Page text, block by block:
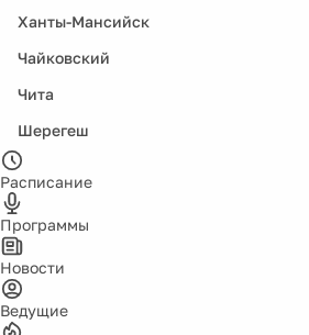
Ханты-Мансийск
Чайковский
Чита
Шерегеш
Расписание
Программы
Новости
Ведущие